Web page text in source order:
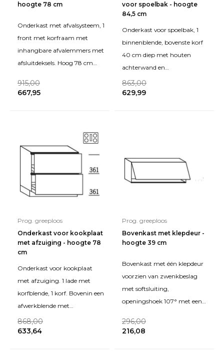
hoogte 78 cm
Onderkast met afvalsysteem, 1
front met korfraam met
inhangbare afvalemmers met
afsluitdeksels. Hoog 78 cm
915,00
667,95
voor spoelbak - hoogte
84,5 cm
Onderkast voor spoelbak, 1
binnenblende, bovenste korf
40 cm diep met houten
achterwand en
beschermbeugel ø17 cm,
onderste korf 50 cm diep met
863,00
629,99
Prog. greeploos
Onderkast voor kookplaat
met afzuiging - hoogte 78
cm
Onderkast voor kookplaat
met afzuiging. 1 lade met
korfblende, 1 korf. Bovenin een
afwerkblende met
uitneembare bodem. Hoogte:
78 cm (excl. plinthoogt
868,00
633,64
Prog. greeploos
Bovenkast met klepdeur -
hoogte 39 cm
Bovenkast met één klepdeur
voorzien van zwenkbeslag
met softsluiting,
openingshoek 107° met een
kunststof in RVS-kleur.
296,00
216,08